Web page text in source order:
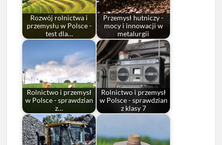
Rozwój rolnictwa i
przemysłu w Polsce -
test dla…
Przemysł hutniczy -
mocy i innowacji w
metalurgii
Rolnictwo i przemysł
w Polsce - sprawdzian
z…
Rolnictwo i przemysł
w Polsce - sprawdzian
z klasy 7